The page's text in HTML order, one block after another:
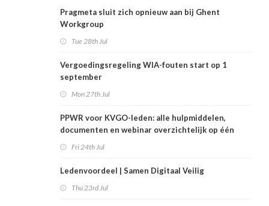
Pragmeta sluit zich opnieuw aan bij Ghent
Workgroup
Tue 28th Jul
Vergoedingsregeling WIA-fouten start op 1
september
Mon 27th Jul
PPWR voor KVGO-leden: alle hulpmiddelen,
documenten en webinar overzichtelijk op één
Fri 24th Jul
Ledenvoordeel | Samen Digitaal Veilig
Thu 23rd Jul